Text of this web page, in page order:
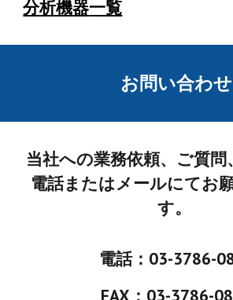
分析機器一覧
お問い合わせ
当社への業務依頼、ご質問
電話またはメールにてお
す。
電話：03-3786-
FAX：03-3786-